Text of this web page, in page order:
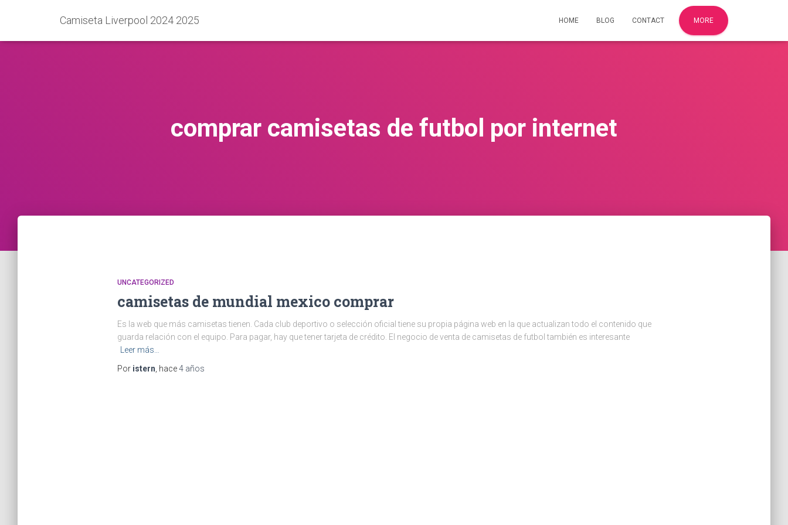
Camiseta Liverpool 2024 2025 HOME BLOG CONTACT MORE
comprar camisetas de futbol por internet
UNCATEGORIZED
camisetas de mundial mexico comprar
Es la web que más camisetas tienen. Cada club deportivo o selección oficial tiene su propia página web en la que actualizan todo el contenido que
guarda relación con el equipo. Para pagar, hay que tener tarjeta de crédito. El negocio de venta de camisetas de futbol también es interesante
Leer más…
Por istern , hace4 años